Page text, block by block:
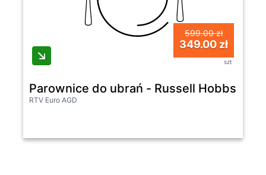
599.00 zł
349.00 zł
szt
Parownice do ubrań - Russell Hobbs
RTV Euro AGD